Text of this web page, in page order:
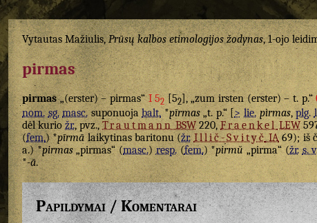
Vytautas Mažiulis,Prūsų kalbos etimologijos žodynas, 1-ojo
pirmas
pirmas„(erster) – pirmas“I 52[52], „zum irsten (erster) – t. p.“
nom. sg. masc.suponuojabalt.*pīrmas„t. p.“ [> lie. pìrmas,plg.
dėl kuriožr., pvz.,TrautmannBSW 220,FraenkelLEW
(fem.) *pīrmālaikytinas baritonu (žr. Illič-SvityčIA69); iš
a.) *pirmas„pirmas“ (masc.)resp.(fem.) *pirmŭ„pirma“ (žr. s.
*-ā.
Papildymai / Komentarai